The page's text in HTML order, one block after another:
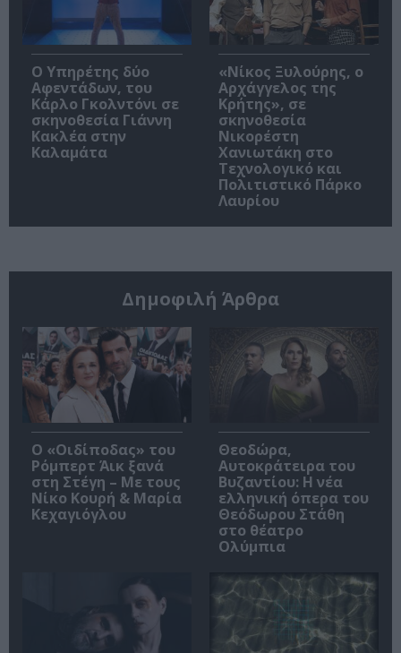
Ο Υπηρέτης δύο
Αφεντάδων, του
Κάρλο Γκολντόνι σε
σκηνοθεσία Γιάννη
Κακλέα στην
Καλαμάτα
«Νίκος Ξυλούρης, ο
Αρχάγγελος της
Κρήτης», σε
σκηνοθεσία
Νικορέστη
Χανιωτάκη στο
Τεχνολογικό και
Πολιτιστικό Πάρκο
Λαυρίου
Δημοφιλή Άρθρα
O «Οιδίποδας» του
Ρόμπερτ Άικ ξανά
στη Στέγη – Με τους
Νίκο Κουρή & Μαρία
Κεχαγιόγλου
Θεοδώρα,
Αυτοκράτειρα του
Βυζαντίου: Η νέα
ελληνική όπερα του
Θεόδωρου Στάθη
στο θέατρο
Ολύμπια